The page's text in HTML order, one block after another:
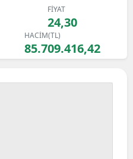
Bingöl
Bitlis
Bolu
FİYAT
24,30
HACİM(TL)
85.709.416,42